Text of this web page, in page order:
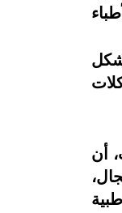
أن